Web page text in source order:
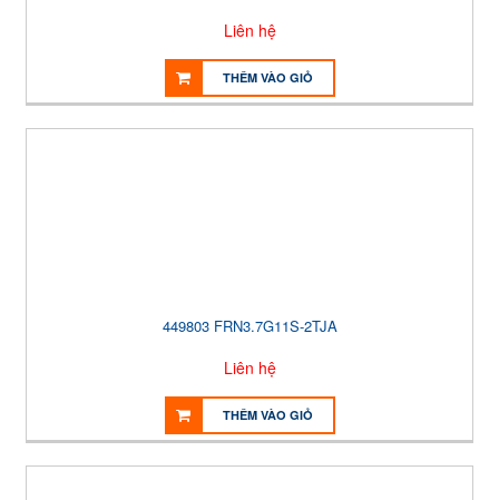
Liên hệ
THÊM VÀO GIỎ
449803 FRN3.7G11S-2TJA
Liên hệ
THÊM VÀO GIỎ